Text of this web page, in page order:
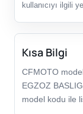
kullanıcıyı ilgili
Kısa Bilgi
CFMOTO
EGZOZ
model kodu ile